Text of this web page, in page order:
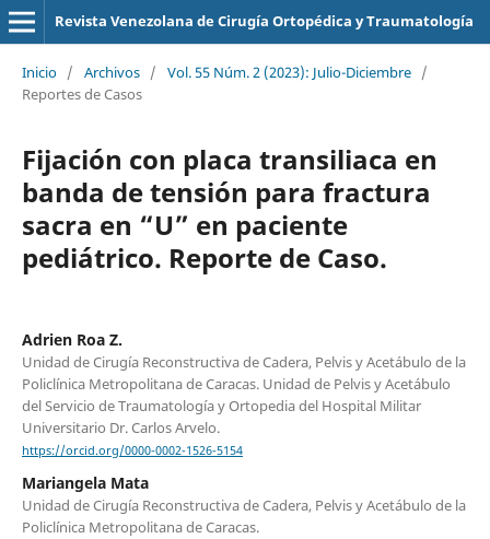
Revista Venezolana de Cirugía Ortopédica y Traumatología
Inicio / Archivos / Vol. 55 Núm. 2 (2023): Julio-Diciembre /
Reportes de Casos
Fijación con placa transiliaca en
banda de tensión para fractura
sacra en “U” en paciente
pediátrico. Reporte de Caso.
Adrien Roa Z.
Unidad de Cirugía Reconstructiva de Cadera, Pelvis y Acetábulo de la
Policlínica Metropolitana de Caracas. Unidad de Pelvis y Acetábulo
del Servicio de Traumatología y Ortopedia del Hospital Militar
Universitario Dr. Carlos Arvelo.
https://orcid.org/0000-0002-1526-5154
Mariangela Mata
Unidad de Cirugía Reconstructiva de Cadera, Pelvis y Acetábulo de la
Policlínica Metropolitana de Caracas.